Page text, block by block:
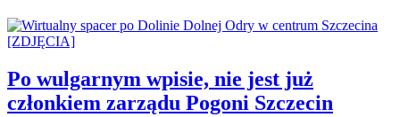
Po wulgarnym wpisie, nie jest już
członkiem zarządu Pogoni Szczecin